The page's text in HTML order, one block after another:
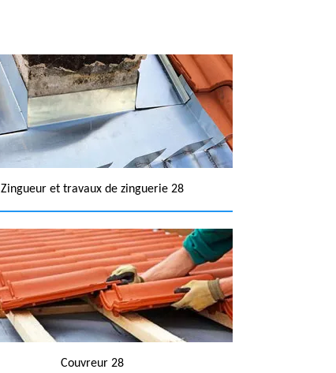
Zingueur et travaux de zinguerie 28
Couvreur 28